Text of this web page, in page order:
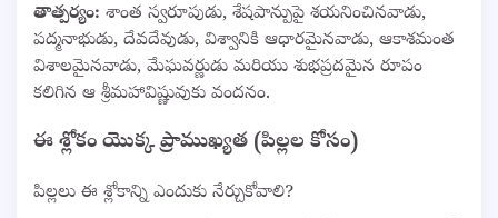
తాత్పర్యం: శాంత స్వరూపుడు, శేషపాన్పుపై శయనించినవాడు,
పద్మనాభుడు, దేవదేవుడు, విశ్వానికి ఆధారమైనవాడు, ఆకాశమంత
విశాలమైనవాడు, మేఘవర్ణుడు మరియు శుభప్రదమైన రూపం
కలిగిన ఆ శ్రీమహావిష్ణువుకు వందనం.
ఈ శ్లోకం యొక్క ప్రాముఖ్యత (పిల్లల కోసం)
పిల్లలు ఈ శ్లోకాన్ని ఎందుకు నేర్చుకోవాలి?